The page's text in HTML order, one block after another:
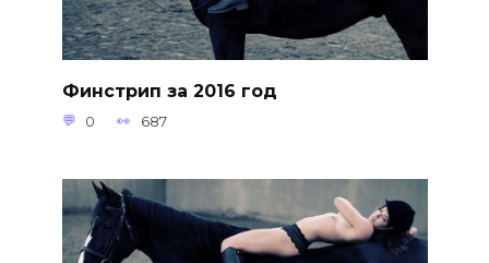
Финстрип за 2016 год
0 687